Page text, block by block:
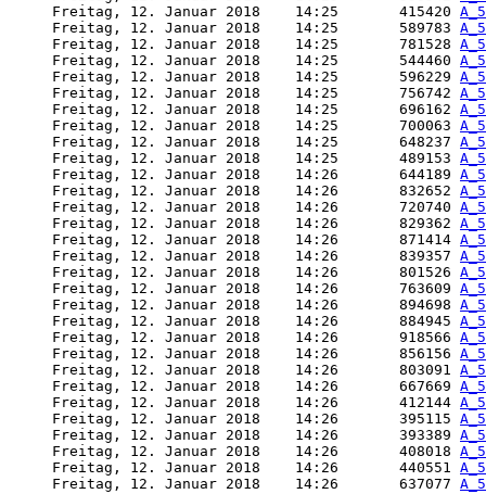
     Freitag, 12. Januar 2018    14:25       415420
     Freitag, 12. Januar 2018    14:25       589783
     Freitag, 12. Januar 2018    14:25       781528
     Freitag, 12. Januar 2018    14:25       544460
     Freitag, 12. Januar 2018    14:25       596229
     Freitag, 12. Januar 2018    14:25       756742
     Freitag, 12. Januar 2018    14:25       696162
     Freitag, 12. Januar 2018    14:25       700063
     Freitag, 12. Januar 2018    14:25       648237
     Freitag, 12. Januar 2018    14:25       489153
     Freitag, 12. Januar 2018    14:26       644189
     Freitag, 12. Januar 2018    14:26       832652
     Freitag, 12. Januar 2018    14:26       720740
     Freitag, 12. Januar 2018    14:26       829362
     Freitag, 12. Januar 2018    14:26       871414
     Freitag, 12. Januar 2018    14:26       839357
     Freitag, 12. Januar 2018    14:26       801526
     Freitag, 12. Januar 2018    14:26       763609
     Freitag, 12. Januar 2018    14:26       894698
     Freitag, 12. Januar 2018    14:26       884945
     Freitag, 12. Januar 2018    14:26       918566
     Freitag, 12. Januar 2018    14:26       856156
     Freitag, 12. Januar 2018    14:26       803091
     Freitag, 12. Januar 2018    14:26       667669
     Freitag, 12. Januar 2018    14:26       412144
     Freitag, 12. Januar 2018    14:26       395115
     Freitag, 12. Januar 2018    14:26       393389
     Freitag, 12. Januar 2018    14:26       408018
     Freitag, 12. Januar 2018    14:26       440551
     Freitag, 12. Januar 2018    14:26       637077